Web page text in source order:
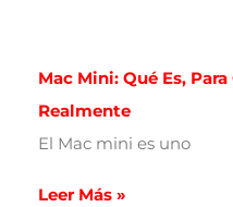
Mac Mini: Qué Es,
Realmente
El Mac mini es uno
Leer Más »